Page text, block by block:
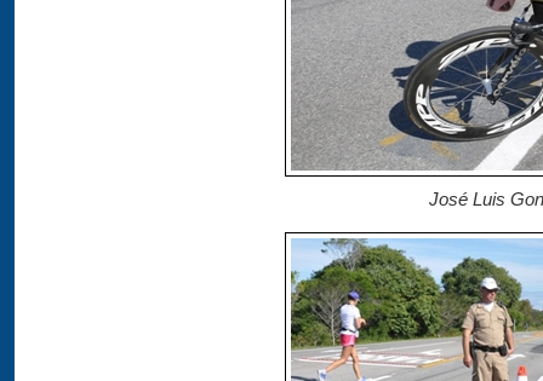
José Luis